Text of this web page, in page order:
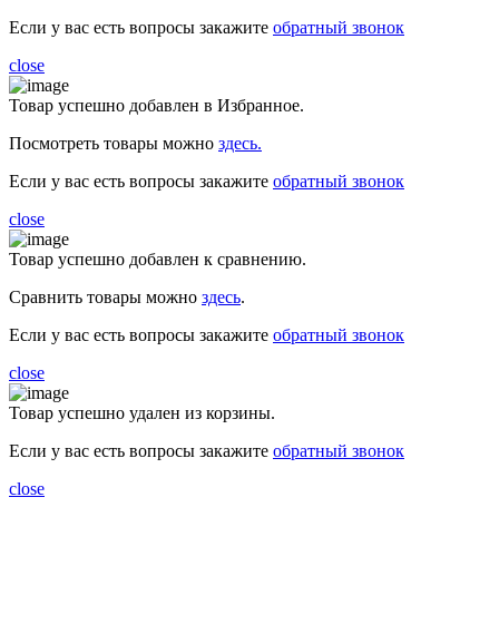
Если у вас есть вопросы закажите обратный звонок
close
Товар успешно добавлен в Избранное.
Посмотреть товары можно здесь.
Если у вас есть вопросы закажите обратный звонок
close
Товар успешно добавлен к сравнению.
Сравнить товары можно здесь.
Если у вас есть вопросы закажите обратный звонок
close
Товар успешно удален из корзины.
Если у вас есть вопросы закажите обратный звонок
close